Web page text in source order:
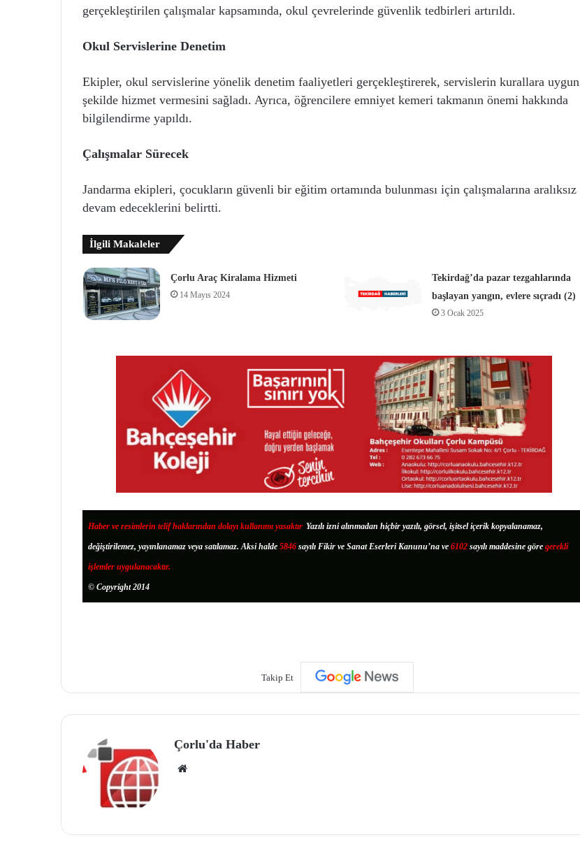
gerçekleştirilen çalışmalar kapsamında, okul çevrelerinde güvenlik tedbirleri artırıldı.
Okul Servislerine Denetim
Ekipler, okul servislerine yönelik denetim faaliyetleri gerçekleştirerek, servislerin kurallara uygun
şekilde hizmet vermesini sağladı. Ayrıca, öğrencilere emniyet kemeri takmanın önemi hakkında
bilgilendirme yapıldı.
Çalışmalar Sürecek
Jandarma ekipleri, çocukların güvenli bir eğitim ortamında bulunması için çalışmalarına aralıksız
devam edeceklerini belirtti.
İlgili Makaleler
Çorlu Araç Kiralama Hizmeti
14 Mayıs 2024
Tekirdağ’da pazar tezgahlarında
başlayan yangın, evlere sıçradı (2)
3 Ocak 2025
Haber ve resimlerin telif haklarından dolayı kullanımı yasaktır. Yazılı izni alınmadan hiçbir yazılı, görsel, işitsel içerik kopyalanamaz,
değiştirilemez, yayınlanamaz veya satılamaz. Aksi halde 5846 sayılı Fikir ve Sanat Eserleri Kanunu’na ve 6102 sayılı maddesine göre gerekli
işlemler uygulanacaktır.
© Copyright 2014
Takip Et
Çorlu'da Haber